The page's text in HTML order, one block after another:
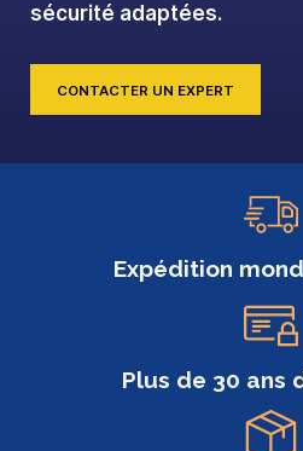
sécurité adaptées.
CONTACTER UN EXPERT
Expédition
Plus de 30 ans